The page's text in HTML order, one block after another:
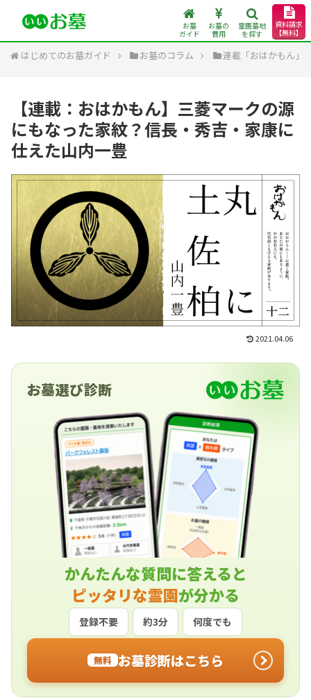
お墓
ガイド
お墓の
費用
霊園墓地
を探す
資料請求
【無料】
はじめてのお墓ガイド お墓のコラム 連載「おはかもん」
【連載：おはかもん】三菱マークの源
にもなった家紋？信長・秀吉・家康に
仕えた山内一豊
2021.04.06
お墓選び診断
かんたんな質問に答えると
ピッタリな霊園が分かる
登録不要 約3分 何度でも
無料 お墓診断はこちら